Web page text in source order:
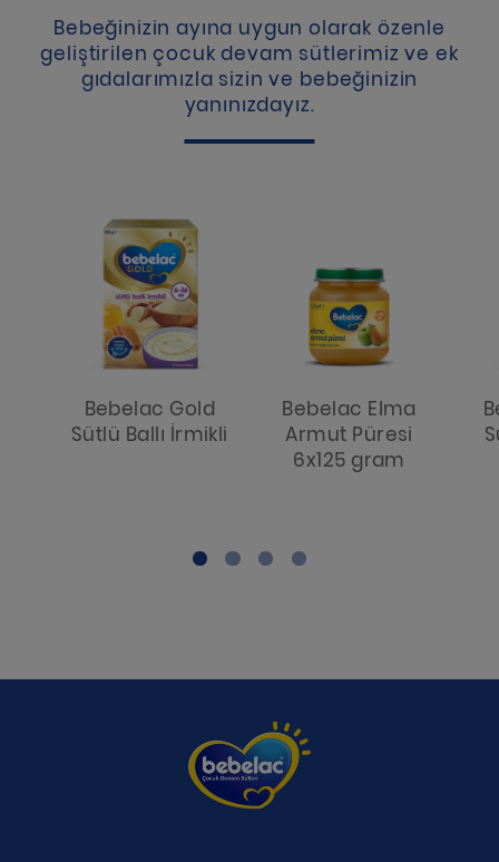
Bebeğinizin ayına uygun olarak özenle
geliştirilen çocuk devam sütlerimiz ve ek
gıdalarımızla sizin ve bebeğinizin
yanınızdayız.
Bebelac Gold
Sütlü Ballı İrmikli
Bebelac Elma
Armut Püresi
6x125 gram